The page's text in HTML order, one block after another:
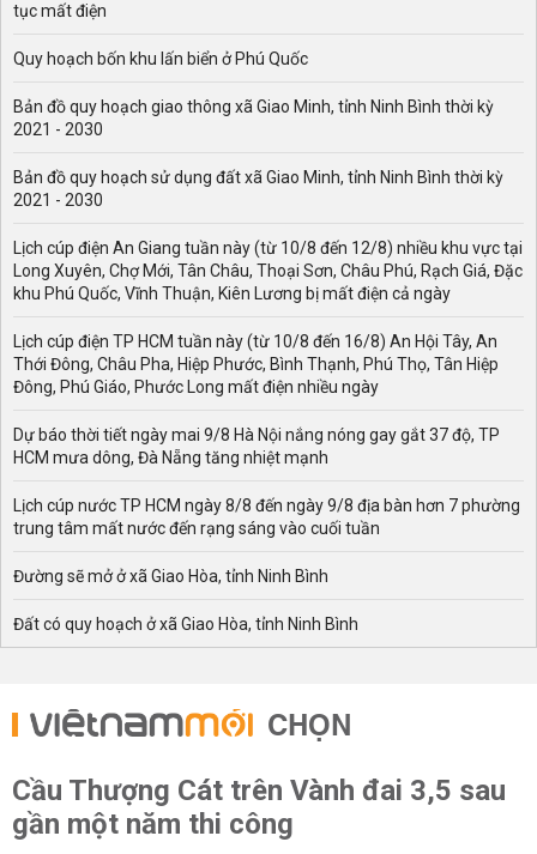
tục mất điện
Quy hoạch bốn khu lấn biển ở Phú Quốc
Bản đồ quy hoạch giao thông xã Giao Minh, tỉnh Ninh Bình thời kỳ
2021 - 2030
Bản đồ quy hoạch sử dụng đất xã Giao Minh, tỉnh Ninh Bình thời kỳ
2021 - 2030
Lịch cúp điện An Giang tuần này (từ 10/8 đến 12/8) nhiều khu vực tại
Long Xuyên, Chợ Mới, Tân Châu, Thoại Sơn, Châu Phú, Rạch Giá, Đặc
khu Phú Quốc, Vĩnh Thuận, Kiên Lương bị mất điện cả ngày
Lịch cúp điện TP HCM tuần này (từ 10/8 đến 16/8) An Hội Tây, An
Thới Đông, Châu Pha, Hiệp Phước, Bình Thạnh, Phú Thọ, Tân Hiệp
Đông, Phú Giáo, Phước Long mất điện nhiều ngày
Dự báo thời tiết ngày mai 9/8 Hà Nội nắng nóng gay gắt 37 độ, TP
HCM mưa dông, Đà Nẵng tăng nhiệt mạnh
Lịch cúp nước TP HCM ngày 8/8 đến ngày 9/8 địa bàn hơn 7 phường
trung tâm mất nước đến rạng sáng vào cuối tuần
Đường sẽ mở ở xã Giao Hòa, tỉnh Ninh Bình
Đất có quy hoạch ở xã Giao Hòa, tỉnh Ninh Bình
CHỌN
Cầu Thượng Cát trên Vành đai 3,5 sau
gần một năm thi công